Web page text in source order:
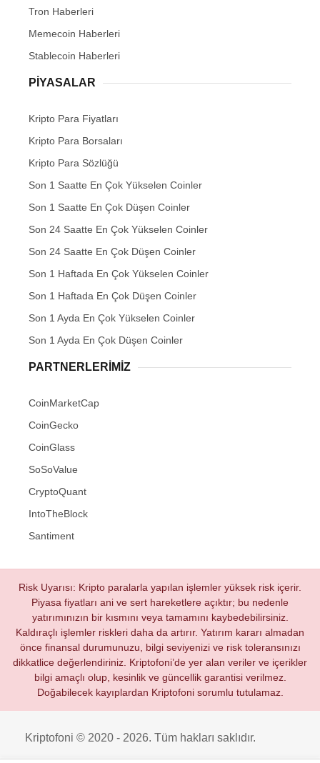
Tron Haberleri
Memecoin Haberleri
Stablecoin Haberleri
PIYASALAR
Kripto Para Fiyatları
Kripto Para Borsaları
Kripto Para Sözlüğü
Son 1 Saatte En Çok Yükselen Coinler
Son 1 Saatte En Çok Düşen Coinler
Son 24 Saatte En Çok Yükselen Coinler
Son 24 Saatte En Çok Düşen Coinler
Son 1 Haftada En Çok Yükselen Coinler
Son 1 Haftada En Çok Düşen Coinler
Son 1 Ayda En Çok Yükselen Coinler
Son 1 Ayda En Çok Düşen Coinler
PARTNERLERIMIZ
CoinMarketCap
CoinGecko
CoinGlass
SoSoValue
CryptoQuant
IntoTheBlock
Santiment
Risk Uyarısı: Kripto paralarla yapılan işlemler yüksek risk içerir.
Piyasa fiyatları ani ve sert hareketlere açıktır; bu nedenle
yatırımınızın bir kısmını veya tamamını kaybedebilirsiniz.
Kaldıraçlı işlemler riskleri daha da artırır. Yatırım kararı almadan
önce finansal durumunuzu, bilgi seviyenizi ve risk toleransınızı
dikkatlice değerlendiriniz. Kriptofoni’de yer alan veriler ve içerikler
bilgi amaçlı olup, kesinlik ve güncellik garantisi verilmez.
Doğabilecek kayıplardan Kriptofoni sorumlu tutulamaz.
Kriptofoni © 2020 - 2026. Tüm hakları saklıdır.